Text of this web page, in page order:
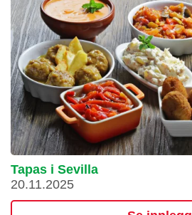
Tapas i Sevilla
20.11.2025